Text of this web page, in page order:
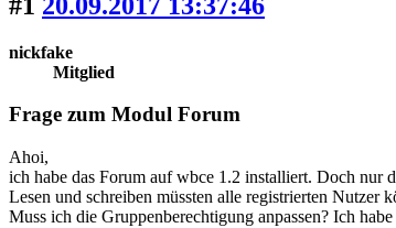
nickfake
Mitglied
Frage zum Modul Forum
Ahoi,
ich habe das Forum auf wbce 1.2 installiert. Doch nur
Lesen und schreiben müssten alle registrierten Nutzer
Muss ich die Gruppenberechtigung anpassen? Ich